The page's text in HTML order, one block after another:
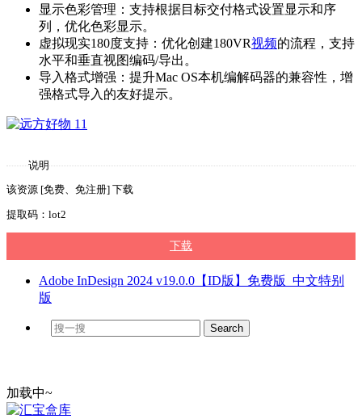
显示色彩管理：支持根据目标交付格式设置显示和序
列，优化色彩显示。
虚拟现实180度支持：优化创建180VR视频的流程，支持
水平和垂直视图编码/导出。
导入格式增强：提升Mac OS本机编解码器的兼容性，增
强格式导入的友好提示。
说明
该资源 [免费、免注册] 下载
提取码：lot2
下载
Adobe InDesign 2024 v19.0.0【ID版】免费版_中文特别
版
加载中~